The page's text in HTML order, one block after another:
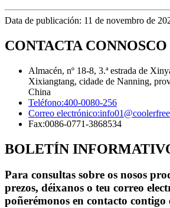
Data de publicación: 11 de novembro de
CONTACTA CONNOSCO
Almacén, nº 18-8, 3.ª estrada de
Xixiangtang, cidade de Nanning,
China
Teléfono:400-0080-256
Correo electrónico:
Fax:0086-0771-3868534
BOLETÍN
Para consultas sobre os nosos
prezos, déixanos o teu correo
poñerémonos en contacto contigo